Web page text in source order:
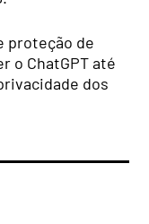
proteção de
o ChatGPT até
dos